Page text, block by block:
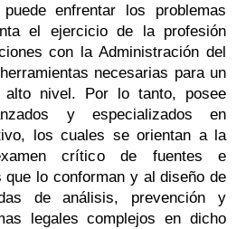
enfrentar los problemas
el ejercicio de la profesión
con la Administración del
necesarias para un
alto nivel. Por lo tanto, posee
y especializados en
los cuales se orientan a la
crítico de fuentes e
que lo conforman y al diseño de
de análisis, prevención y
legales complejos en dicho